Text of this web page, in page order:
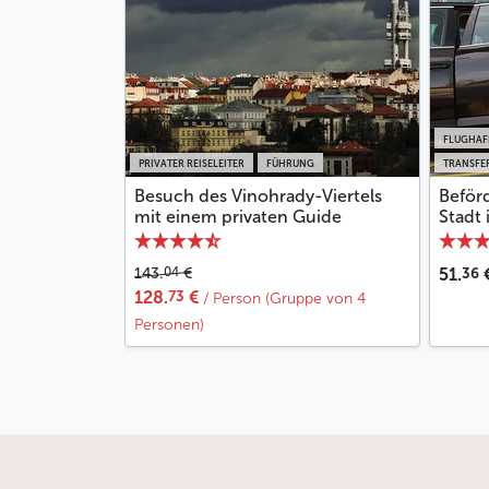
PRIVATER REISELEITER FÜHRUNG
Besuch des Vinohrady-Viertels
mit einem privaten Guide
143.04€
128.73 € / Person (Gruppe von 4
Personen)
Stadt
51.36